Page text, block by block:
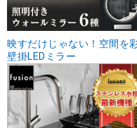
映すだけじゃない！空間を
壁掛LEDミラー